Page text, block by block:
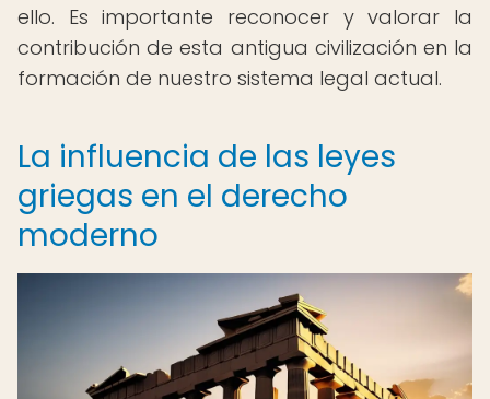
ello. Es importante reconocer y valorar la
contribución de esta antigua civilización en la
formación de nuestro sistema legal actual.
La influencia de las leyes
griegas en el derecho
moderno